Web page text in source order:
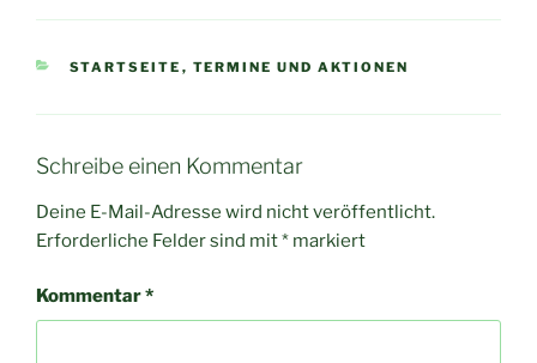
KATEGORIEN
STARTSEITE , TERMINE UND AKTIONEN
Schreibe einen Kommentar
Deine E-Mail-Adresse wird nicht veröffentlicht.
Erforderliche Felder sind mit* markiert
Kommentar*